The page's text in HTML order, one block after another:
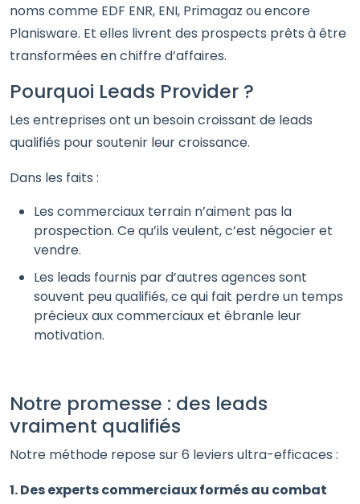
noms comme EDF ENR, ENI, Primagaz ou encore
Planisware. Et elles livrent des prospects prêts à être
transformées en chiffre d’affaires.
Pourquoi Leads Provider ?
Les entreprises ont un besoin croissant de leads
qualifiés pour soutenir leur croissance.
Dans les faits :
Les commerciaux terrain n’aiment pas la
prospection. Ce qu’ils veulent, c’est négocier et
vendre.
Les leads fournis par d’autres agences sont
souvent peu qualifiés, ce qui fait perdre un temps
précieux aux commerciaux et ébranle leur
motivation.
Notre promesse : des leads
vraiment qualifiés
Notre méthode repose sur 6 leviers ultra-efficaces :
1. Des experts commerciaux formés au combat